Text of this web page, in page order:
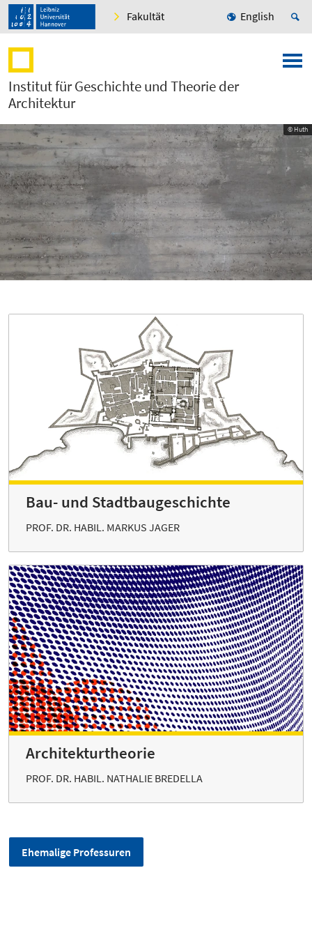
Fakultät English
Institut für Geschichte und Theorie der
Architektur
© Huth
Bau- und Stadtbaugeschichte
PROF. DR. HABIL. MARKUS JAGER
Architekturtheorie
PROF. DR. HABIL. NATHALIE BREDELLA
Ehemalige Professuren